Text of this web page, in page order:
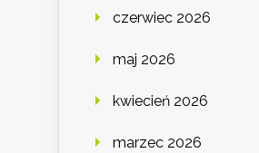
czerwiec 2026
maj 2026
kwiecień 2026
marzec 2026